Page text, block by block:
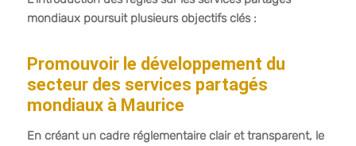
mondiaux poursuit plusieurs objectifs clés :
Promouvoir le développement du
secteur des services partagés
mondiaux à Maurice
En créant un cadre réglementaire clair et transparent, le